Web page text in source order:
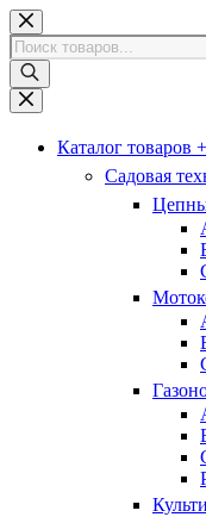
Перейти
к
сути
Поиск
товаров
Каталог товаров +
Садовая